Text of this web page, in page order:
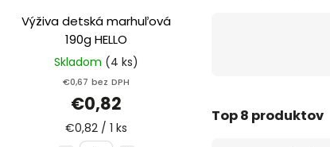
Top 8 produktov
Výživa detská marhuľová
190g HELLO
Skladom (4 ks)
€0,67 bez DPH
€0,82
€0,82 / 1 ks